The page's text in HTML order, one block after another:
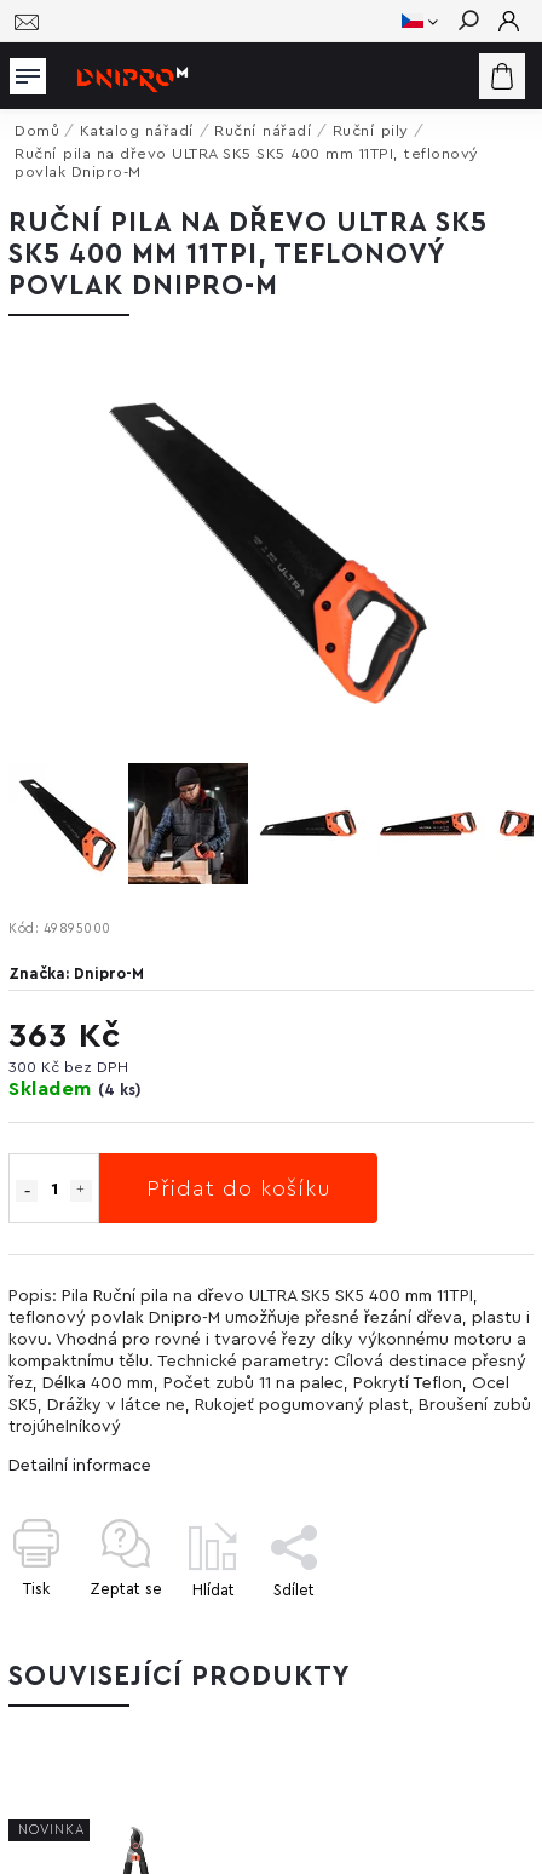
Hledat
Domů / Katalog nářadí / Ruční nářadí / Ruční pily /
Ruční pila na dřevo ULTRA SK5 SK5 400 mm 11TPI, teflonový
povlak Dnipro-M
RUČNÍ PILA NA DŘEVO ULTRA SK5
SK5 400 MM 11TPI, TEFLONOVÝ
POVLAK DNIPRO-M
Kód: 49895000
Značka: Dnipro-M
363 Kč
300 Kč bez DPH
Skladem (4 ks)
Přidat do košíku
Popis: Pila Ruční pila na dřevo ULTRA SK5 SK5 400 mm 11TPI,
teflonový povlak Dnipro-M umožňuje přesné řezání dřeva, plastu i
kovu. Vhodná pro rovné i tvarové řezy díky výkonnému motoru a
kompaktnímu tělu. Technické parametry: Cílová destinace přesný
řez, Délka 400 mm, Počet zubů 11 na palec, Pokrytí Teflon, Ocel
SK5, Drážky v látce ne, Rukojeť pogumovaný plast, Broušení zubů
trojúhelníkový
Detailní informace
Tisk Zeptat se Hlídat Sdílet
SOUVISEJÍCÍ PRODUKTY
NOVINKA